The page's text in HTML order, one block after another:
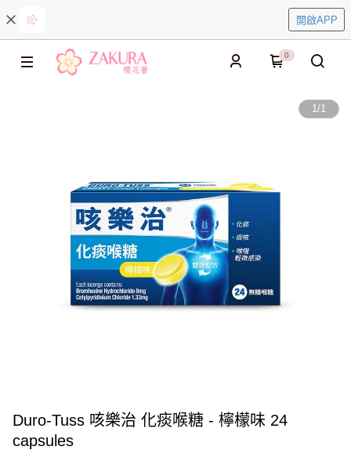
開啟APP
0
1/1
Duro-Tuss 咳樂治 化痰喉糖 - 檸檬味 24
capsules